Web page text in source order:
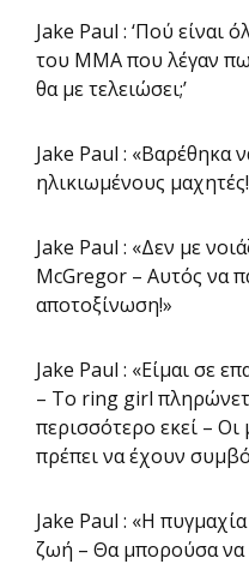
Jake Paul : ‘Πού είναι
του ΜΜΑ που λέγαν
θα με τελειώσει;’
Jake Paul : «Βαρέθηκα
ηλικιωμένους
Jake Paul : «Δεν με
McGregor – Αυτός να
αποτοξίνωση!»
Jake Paul : «Είμαι σε
– Το ring girl
περισσότερο εκεί – Οι
πρέπει να έχουν
Jake Paul : «Η
ζωή – Θα μπορούσα να